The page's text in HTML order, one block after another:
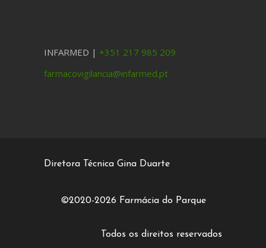
INFARMED | +351 217 985 209
farmacovigilancia@infarmed.pt
Diretora Técnica Gina Duarte
©2020-2026 Farmácia do Parque
Todos os direitos reservados